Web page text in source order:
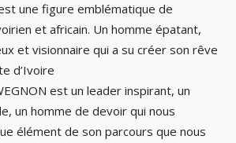
une figure emblématique de
et africain. Un homme épatant,
et visionnaire qui a su créer son rêve
d’Ivoire
est un leader inspirant, un
un homme de devoir qui nous
élément de son parcours que nous